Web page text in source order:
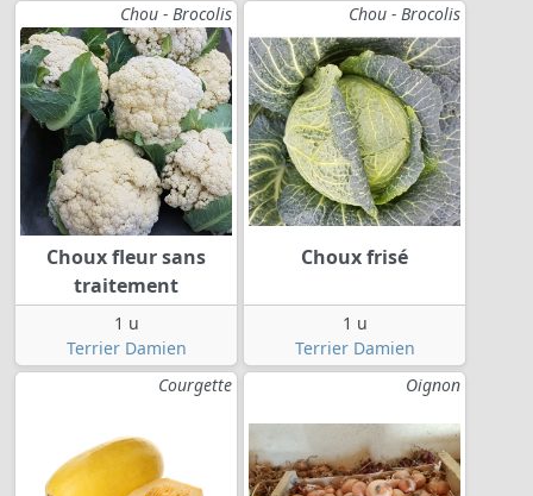
Chou - Brocolis
Choux fleur sans
traitement
1 u
Terrier Damien
Chou - Brocolis
Choux frisé
1 u
Terrier Damien
Courgette
Oignon